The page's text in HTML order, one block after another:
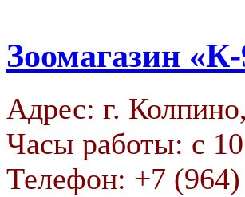
Зоомагазин
Адрес: г.
Часы работы: с
Телефон: +7